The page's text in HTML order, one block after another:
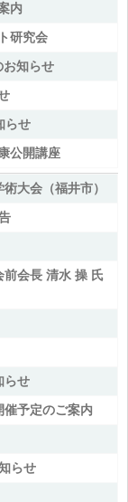
内
研究会
お知らせ
らせ
公開講座
大会（福井市）
前会長 清水 操 氏
らせ
催予定のご案内
らせ